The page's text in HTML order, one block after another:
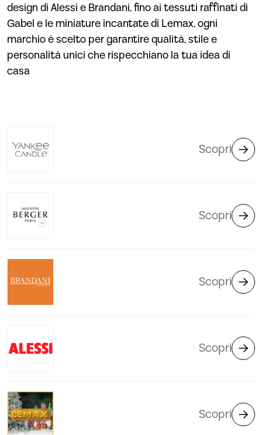
design di Alessi e Brandani, fino ai tessuti raffinati di
Gabel e le miniature incantate di Lemax, ogni
marchio è scelto per garantire qualità, stile e
personalità unici che rispecchiano la tua idea di
casa
Scopri
Scopri
Scopri
Scopri
Scopri